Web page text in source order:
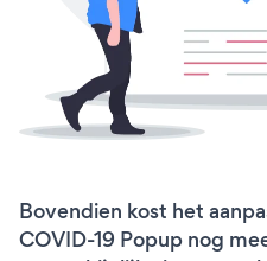
Bovendien kost het
COVID-19 Popup nog